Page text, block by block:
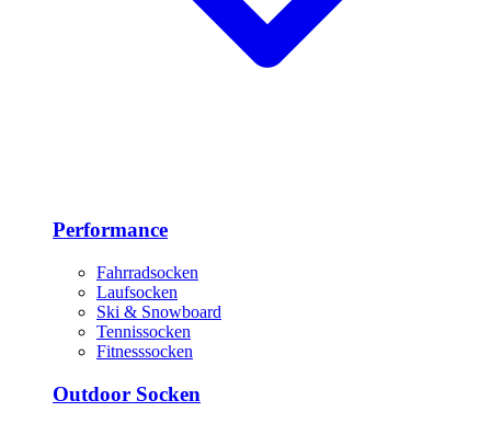
Performance
Fahrradsocken
Laufsocken
Ski & Snowboard
Tennissocken
Fitnesssocken
Outdoor Socken